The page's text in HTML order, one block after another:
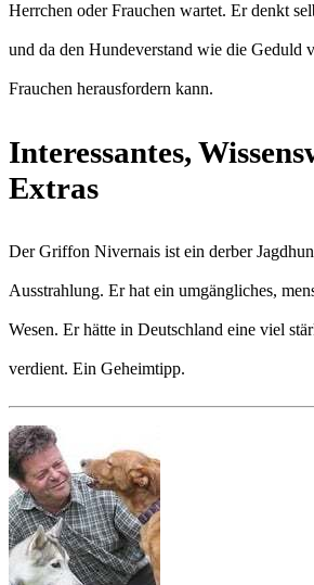
Herrchen oder Frauchen wartet. Er denkt
und da den Hundeverstand wie die Geduld
Frauchen herausfordern kann.
Interessantes,
Extras
Der Griffon Nivernais ist ein derber
Ausstrahlung. Er hat ein umgängliches,
Wesen. Er hätte in Deutschland eine viel
verdient. Ein Geheimtipp.